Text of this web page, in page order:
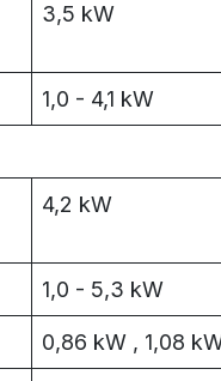
3,5 kW
1,0 - 4,1 kW
4,2 kW
1,0 - 5,3 kW
0,86 kW , 1,08